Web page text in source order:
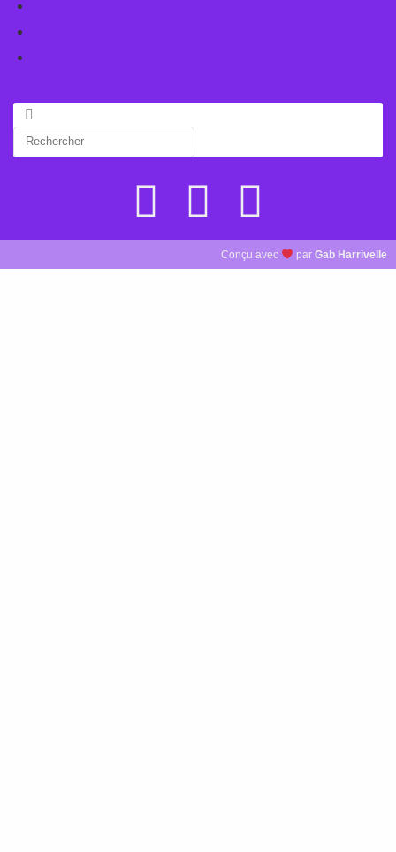
Conçu avec par Gab Harrivelle